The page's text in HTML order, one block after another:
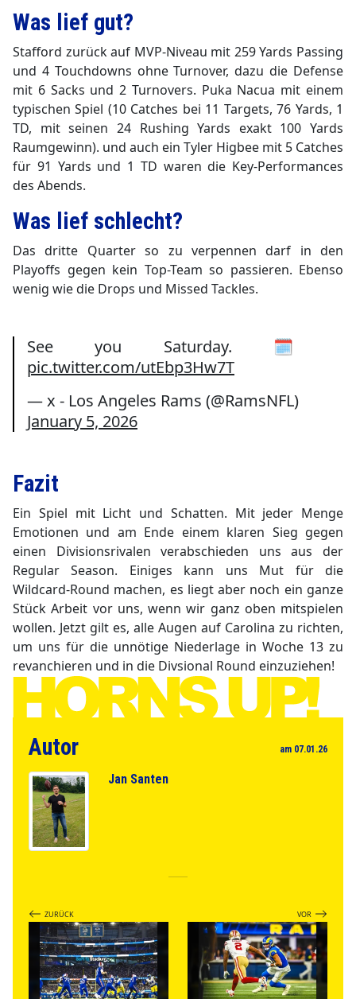
Was lief gut?
Stafford zurück auf MVP-Niveau mit 259 Yards Passing
und 4 Touchdowns ohne Turnover, dazu die Defense
mit 6 Sacks und 2 Turnovers. Puka Nacua mit einem
typischen Spiel (10 Catches bei 11 Targets, 76 Yards, 1
TD, mit seinen 24 Rushing Yards exakt 100 Yards
Raumgewinn). und auch ein Tyler Higbee mit 5 Catches
für 91 Yards und 1 TD waren die Key-Performances
des Abends.
Was lief schlecht?
Das dritte Quarter so zu verpennen darf in den
Playoffs gegen kein Top-Team so passieren. Ebenso
wenig wie die Drops und Missed Tackles.
See you Saturday. 🗓️
pic.twitter.com/utEbp3Hw7T
— x - Los Angeles Rams (@RamsNFL)
January 5, 2026
Fazit
Ein Spiel mit Licht und Schatten. Mit jeder Menge
Emotionen und am Ende einem klaren Sieg gegen
einen Divisionsrivalen verabschieden uns aus der
Regular Season. Einiges kann uns Mut für die
Wildcard-Round machen, es liegt aber noch ein ganze
Stück Arbeit vor uns, wenn wir ganz oben mitspielen
wollen. Jetzt gilt es, alle Augen auf Carolina zu richten,
um uns für die unnötige Niederlage in Woche 13 zu
revanchieren und in die Divsional Round einzuziehen!
Autor am 07.01.26
Jan Santen
ZURÜCK VOR